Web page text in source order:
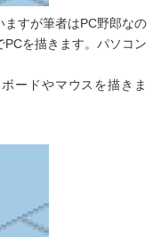
ますが筆者はPC野郎なの
を描きます。パソコン
ードやマウスを描きま